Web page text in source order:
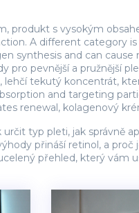
, produkt s vysokým
A different category is
synthesis and can
pro pevnější a pružnější
, lehčí tekutý koncentrát,
and targeting
renewal, kolagenový
typ pleti, jak správně
přináší retinol, a
přehled, který vám